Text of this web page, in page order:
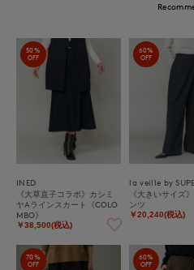
50%
OFF
INED
《大草直子コラボ》カシミ
ヤAラインスカート《COLO
MBO》
￥38,500(税込)
60%
OFF
《大きいサイズ
ンツ
￥20,240(税込)
70%
OFF
60%
OFF